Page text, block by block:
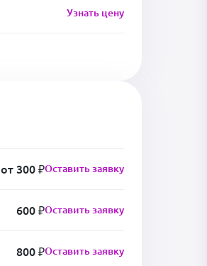
Узнать цену
от 300 ₽Оставить заявку
600 ₽Оставить заявку
800 ₽Оставить заявку